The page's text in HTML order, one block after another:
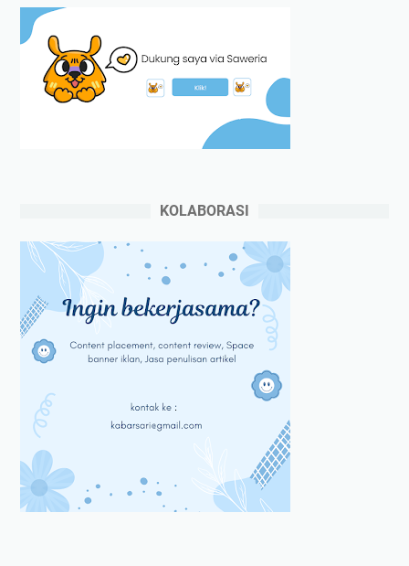
KOLABORASI